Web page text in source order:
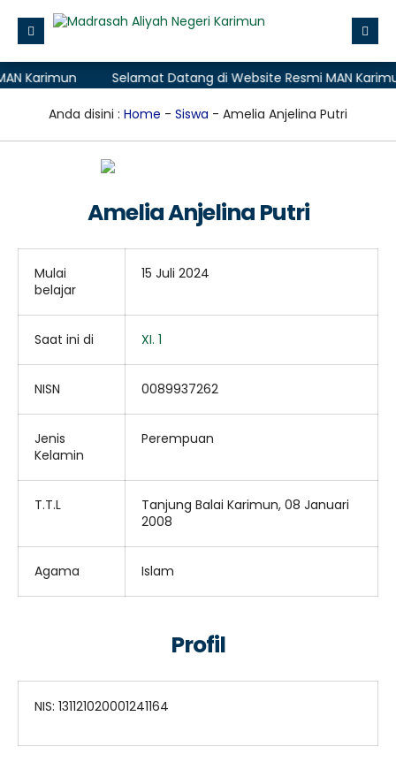
Beranda
Profile
Layanan Madrasah
Aplikasi
PMB (Penerimaan Murid Baru)
Karimun Selamat Datang di Website Resmi MAN Karimun
Anda disini : Home - Siswa - Amelia Anjelina Putri
Amelia Anjelina Putri
Mulai
belajar
15 Juli 2024
Saat ini di XI. 1
NISN 0089937262
Jenis
Kelamin
Perempuan
T.T.L
Tanjung Balai Karimun, 08 Januari
2008
Agama Islam
Profil
NIS: 131121020001241164